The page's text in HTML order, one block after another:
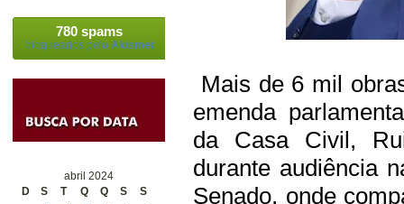
780 spams
bloqueados pelo Akismet
abril 2024
D
S T Q Q S
S
Mais de 6 mil
emenda
da Casa Civil,
durante audiência
Senado, onde